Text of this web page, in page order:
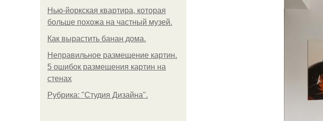
Нью-йоркская квартира, которая
больше похожа на частный музей.
Как вырастить банан дома.
Неправильное размещение картин.
5 ошибок размещения картин на
стенах
Рубрика: "Студия Дизайна".